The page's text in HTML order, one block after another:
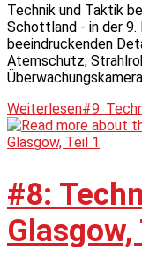
Technik und Taktik
Schottland - in der 9.
beeindruckenden
Atemschutz,
Weiterlesen#9:
#8:
Glasgow,